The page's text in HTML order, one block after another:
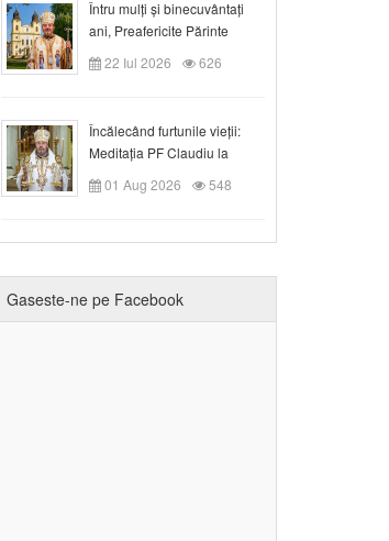
Întru mulți și binecuvântați
ani, Preafericite Părinte
Claudiu!
22 Iul 2026 626
Încălecând furtunile vieții:
Meditația PF Claudiu la
Duminica a IX-a după Rusalii
01 Aug 2026 548
Gaseste-ne pe Facebook